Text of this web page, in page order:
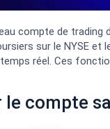
compte de
sur le NYSE et
réel. Ces
compte